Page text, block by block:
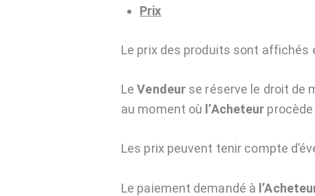
Prix
Le prix des produits sont affichés
LeVendeur se réserve le droit de
au moment où l’Acheteur
Les prix peuvent tenir compte
Le paiement demandé à